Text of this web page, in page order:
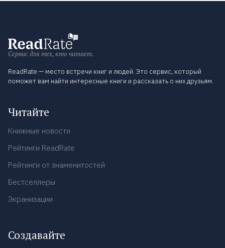
Сервис для тех, кто читает.
ReadRate — место встречи книг и людей. Это сервис, который
поможет вам найти интересные книги и рассказать о них друзьям.
Читайте
Книжные новости
Рейтинги ReadRate
Рейтинги от знаменитостей
Бестселлеры
Экранизации
Создавайте